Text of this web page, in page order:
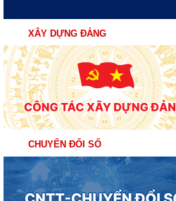
XÂY DỰNG ĐẢNG
CHUYỂN ĐỔI SỐ